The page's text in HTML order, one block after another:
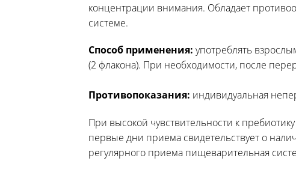
концентрации внимания. Обладает
системе.
Способ применения: употреблять
(2 флакона). При необходимости, после
Противопоказания: индивидуальная
При высокой чувствительности к
первые дни приема свидетельствует о
регулярного приема пищеварительная